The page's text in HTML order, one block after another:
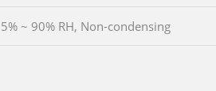
5% ~ 90% RH, Non-condensing